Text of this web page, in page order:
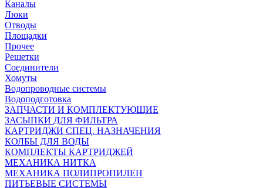
Каналы
Люки
Отводы
Площадки
Прочее
Решетки
Соединители
Хомуты
Водопроводные системы
Водоподготовка
ЗАПЧАСТИ И КОМПЛЕКТУЮЩИЕ
ЗАСЫПКИ ДЛЯ ФИЛЬТРА
КАРТРИДЖИ СПЕЦ. НАЗНАЧЕНИЯ
КОЛБЫ ДЛЯ ВОДЫ
КОМПЛЕКТЫ КАРТРИДЖЕЙ
МЕХАНИКА НИТКА
МЕХАНИКА ПОЛИПРОПИЛЕН
ПИТЬЕВЫЕ СИСТЕМЫ